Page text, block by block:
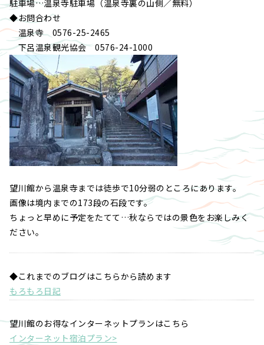
駐車場…温泉寺駐車場（温泉寺裏の山側／無料）
◆お問合わせ
温泉寺 0576-25-2465
下呂温泉観光協会 0576-24-1000
望川館から温泉寺までは徒歩で10分弱のところにあります。
画像は境内までの173段の石段です。
ちょっと早めに予定をたてて…秋ならではの景色をお楽しみく
ださい。
◆これまでのブログはこちらから読めます
もろもろ日記
望川館のお得なインターネットプランはこちら
インターネット宿泊プラン>